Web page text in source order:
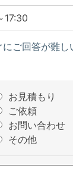
17:30
ご回答が難
お見積もり
ご依頼
お問い合わせ
その他